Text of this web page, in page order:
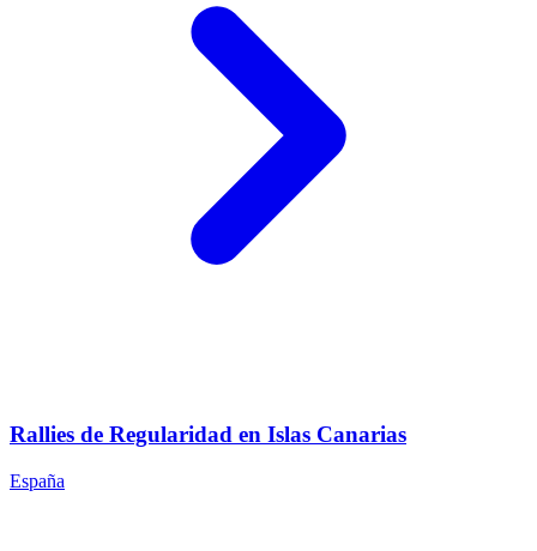
Rallies de Regularidad en Islas Canarias
España